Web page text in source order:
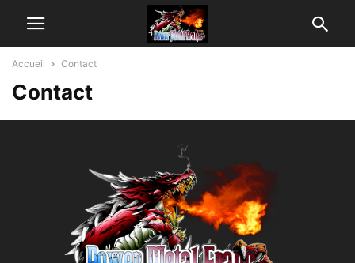
Accueil Contact
Contact